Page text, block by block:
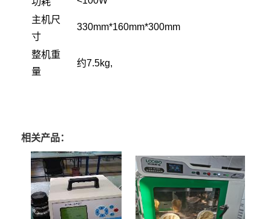
主机尺
寸
330mm*160mm*300mm
整机重
量
约7.5kg,
相关产品：